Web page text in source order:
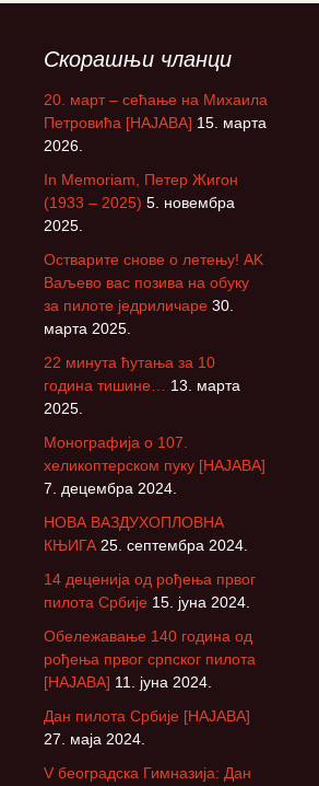
Скорашњи чланци
20. март – сећање на Михаила
Петровића [НАЈАВА] 15. марта
2026.
In Memoriam, Петер Жигон
(1933 – 2025) 5. новембра
2025.
Остварите снове о летењу! АK
Ваљево вас позива на обуку
за пилоте једриличаре 30.
марта 2025.
22 минута ћутања за 10
година тишине… 13. марта
2025.
Монографија о 107.
хеликоптерском пуку [НАЈАВА]
7. децембра 2024.
НОВА ВАЗДУХОПЛОВНА
КЊИГА 25. септембра 2024.
14 деценија од рођења првог
пилота Србије 15. јуна 2024.
Обележавање 140 година од
рођења првог српског пилота
[НАЈАВА] 11. јуна 2024.
Дан пилота Србије [НАЈАВА]
27. маја 2024.
V београдска Гимназија: Дан